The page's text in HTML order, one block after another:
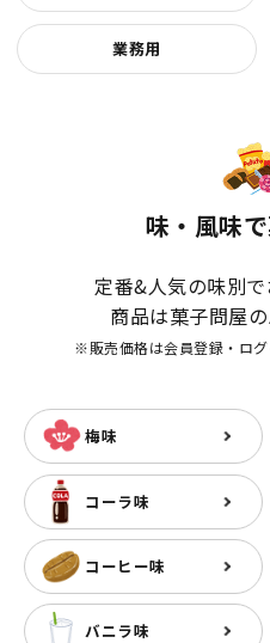
業務用
味・風味
定番&人気の味別で
商品は菓子問屋
※販売価格は会員登録・ログ
梅味
コーラ味
コーヒー味
バニラ味